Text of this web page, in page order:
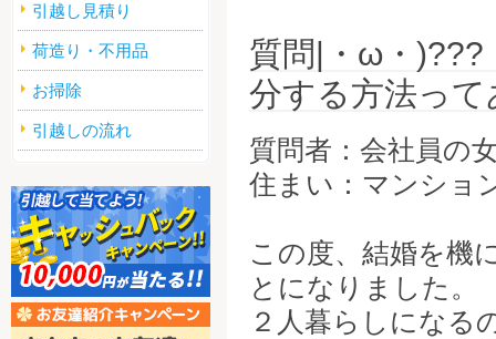
質問|・ω・
分する方法っ
質問者：会社員の
住まい：マンショ
この度、結婚を機
とになりました。
２人暮らしになる
引越し見積り
荷造り・不用品
お掃除
引越しの流れ